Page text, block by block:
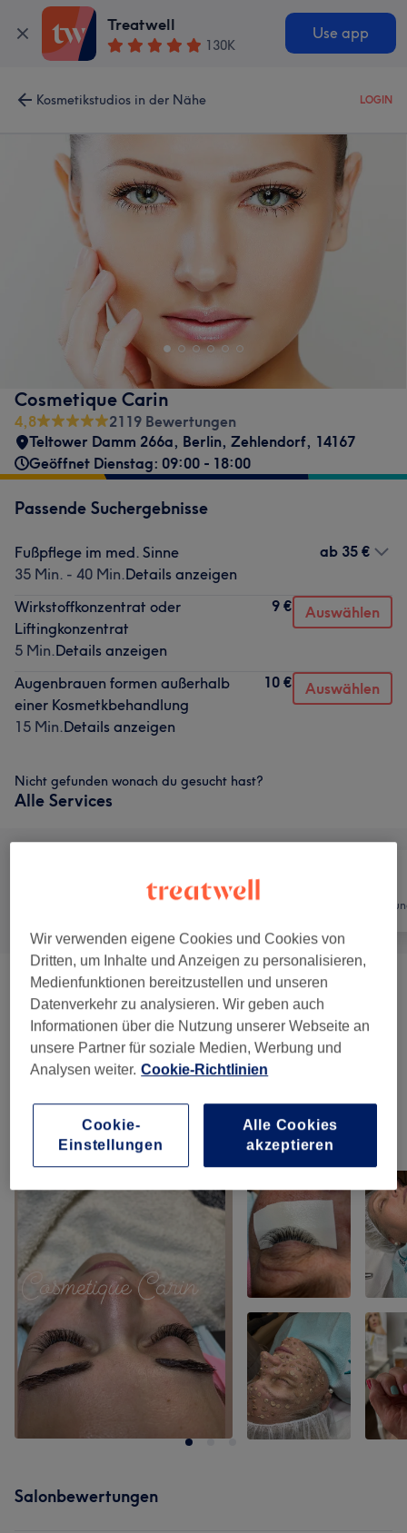
Treatwell
130K
Use app
Kosmetikstudios in der Nähe LOGIN
Cosmetique Carin
4,8
2119 Bewertungen
Teltower Damm 266a, Berlin, Zehlendorf, 14167
Geöffnet Dienstag: 09:00 - 18:00
Passende Suchergebnisse
Fußpflege im med. Sinne
35 Min. - 40 Min.Details anzeigen
ab 35 €
Wirkstoffkonzentrat oder
Liftingkonzentrat
5 Min.Details anzeigen
9 € Auswählen
Augenbrauen formen außerhalb
einer Kosmetkbehandlung
15 Min.Details anzeigen
10 € Auswählen
Nicht gefunden wonach du gesucht hast?
Alle Services
Nägel
Nail- Refill (2) ab 20 €
Nagelpflege (5 ) ab 5 €
Massagen 2)
Unsere Arbeit
Bild anklicken für weitere Details
Salonbewertungen
Wir verwenden eigene Cookies und Cookies von
Dritten, um Inhalte und Anzeigen zu personalisieren,
Medienfunktionen bereitzustellen und unseren
Datenverkehr zu analysieren. Wir geben auch
Informationen über die Nutzung unserer Webseite an
unsere Partner für soziale Medien, Werbung und
Analysen weiter. Cookie-Richtlinien
Cookie-
Einstellungen
Alle Cookies
akzeptieren